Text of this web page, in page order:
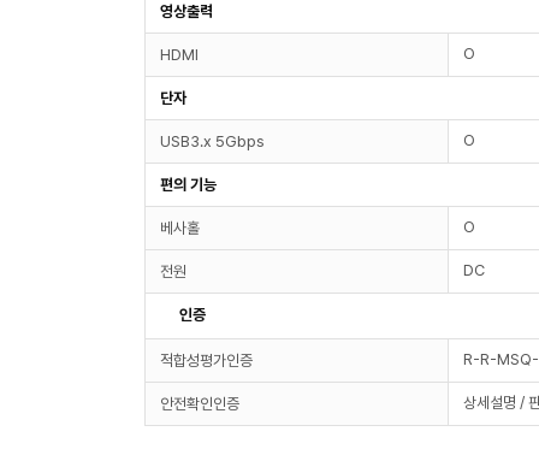
영상출력
HDMI O
단자
USB3.x 5Gbps O
편의 기능
베사홀 O
전원 DC
인증
적합성평가인증 R-R-
안전확인인증 상세설명 /